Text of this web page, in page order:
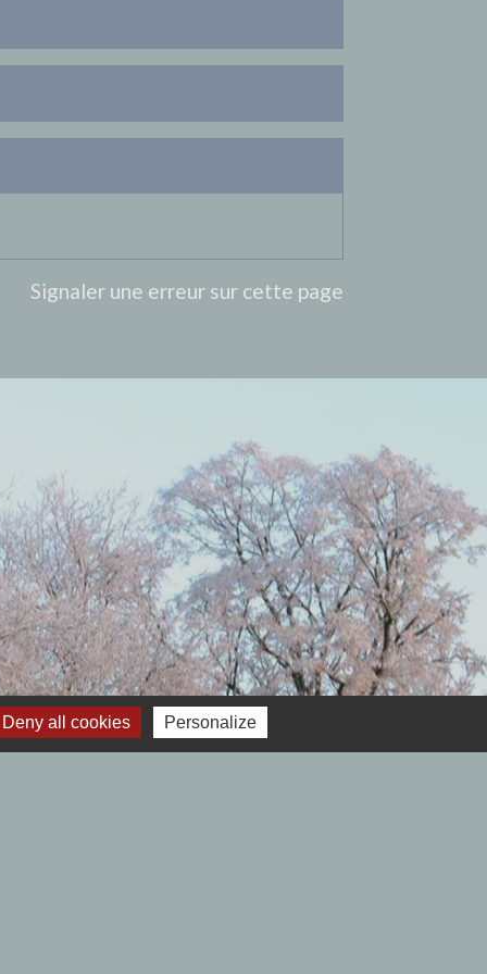
Signaler une erreur sur cette page
Fermé le lundi.
Deny all cookies Personalize